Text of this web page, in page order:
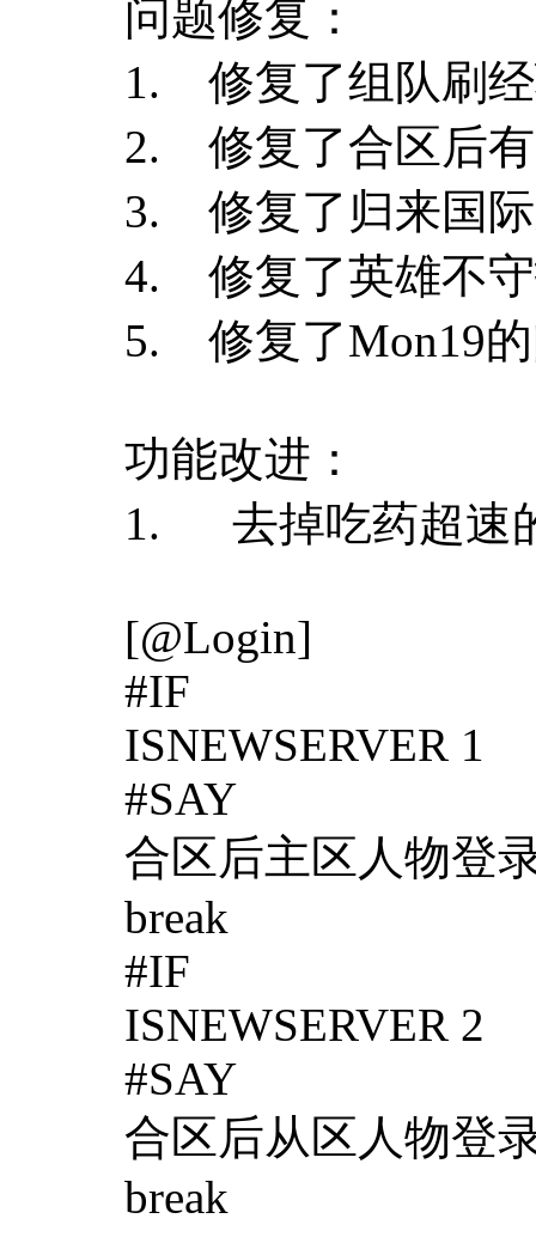
问题修复：
1. 修复了组队刷
2. 修复了合区后
3. 修复了归来国
4. 修复了英雄不
5. 修复了Mon19
功能改进：
1. 去掉吃药超速
[@Login]
#IF
ISNEWSERVER 1
#SAY
合区后主区人物登
break
#IF
ISNEWSERVER 2
#SAY
合区后从区人物登
break